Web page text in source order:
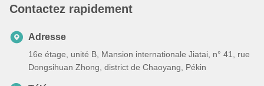
Contactez rapidement
Adresse
16e étage, unité B, Mansion internationale Jiatai, n° 41, rue
Dongsihuan Zhong, district de Chaoyang, Pékin